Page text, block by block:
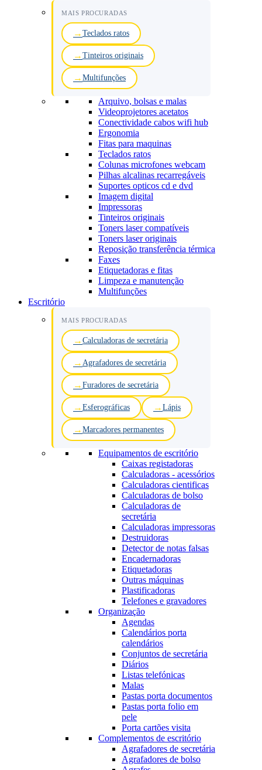
MAIS PROCURADAS
Teclados ratos
Tinteiros originais
Multifunções
Arquivo, bolsas e malas
Videoprojetores acetatos
Conectividade cabos wifi hub
Ergonomia
Fitas para maquinas
Teclados ratos
Colunas microfones webcam
Pilhas alcalinas recarregáveis
Suportes opticos cd e dvd
Imagem digital
Impressoras
Tinteiros originais
Toners laser compatíveis
Toners laser originais
Reposição transferência térmica
Faxes
Etiquetadoras e fitas
Limpeza e manutenção
Multifunções
Escritório
MAIS PROCURADAS
Calculadoras de secretária
Agrafadores de secretária
Furadores de secretária
Esferográficas Lápis
Marcadores permanentes
Equipamentos de escritório
Caixas registadoras
Calculadoras - acessórios
Calculadoras cientificas
Calculadoras de bolso
Calculadoras de
secretária
Calculadoras impressoras
Destruidoras
Detector de notas falsas
Encadernadoras
Etiquetadoras
Outras máquinas
Plastificadoras
Telefones e gravadores
Organização
Agendas
Calendários porta
calendários
Conjuntos de secretária
Diários
Listas telefónicas
Malas
Pastas porta documentos
Pastas porta folio em
pele
Porta cartões visita
Complementos de escritório
Agrafadores de secretária
Agrafadores de bolso